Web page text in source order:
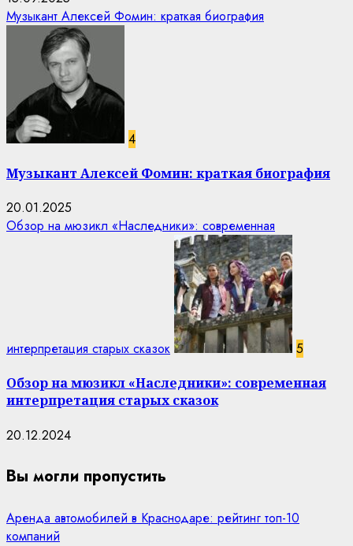
Музыкант Алексей Фомин: краткая биография
4
Музыкант Алексей Фомин: краткая биография
20.01.2025
Обзор на мюзикл «Наследники»: современная
интерпретация старых сказок 5
Обзор на мюзикл «Наследники»: современная
интерпретация старых сказок
20.12.2024
Вы могли пропустить
Аренда автомобилей в Краснодаре: рейтинг топ-10
компаний